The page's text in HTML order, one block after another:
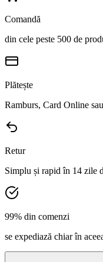
Comandă
din cele peste 500 de
Plătește
Ramburs, Card Online
Retur
Simplu și rapid în 14 zile
99% din comenzi
se expediază chiar în